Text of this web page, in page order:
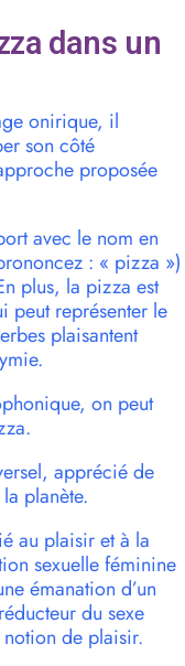
dans un
onirique, il
son côté
proposée
avec le nom en
: « pizza »)
plus, la pizza est
peut représenter le
plaisantent
on peut
apprécié de
planète.
au plaisir et à la
sexuelle féminine
émanation d’un
du sexe
de plaisir.